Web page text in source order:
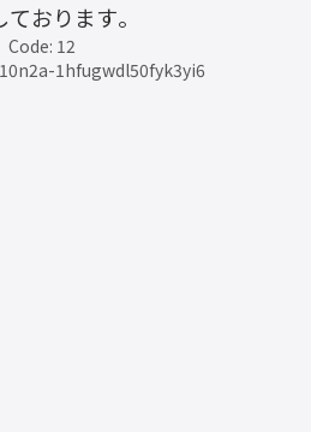
おります。
Code: 12
1hfugwdl50fyk3yi6